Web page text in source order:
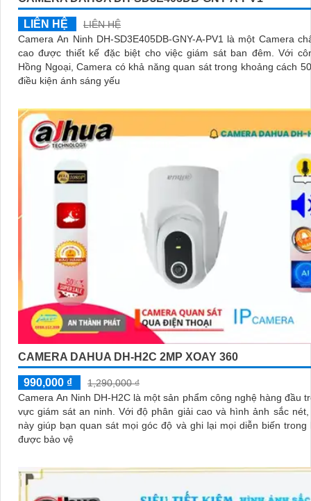
LIÊN HỆ
LIÊN HỆ
Camera An Ninh DH-SD3E405DB-GNY-A-PV1 là một Camera
cao được thiết kế đặc biệt cho việc giám sát ban đêm. Với công nghệ
Hồng Ngoại, Camera có khả năng quan sát trong khoảng cách
điều kiện ánh sáng yếu
CAMERA DAHUA DH-H2C 2MP XOAY 360
990,000 ₫
1,290,000 ₫
Camera An Ninh DH-H2C là một sản phẩm công nghệ hàng đầu
vực giám sát an ninh. Với độ phân giải cao và hình ảnh sắc nét, camera
này giúp bạn quan sát mọi góc độ và ghi lại mọi diễn biến trong
được bảo vệ